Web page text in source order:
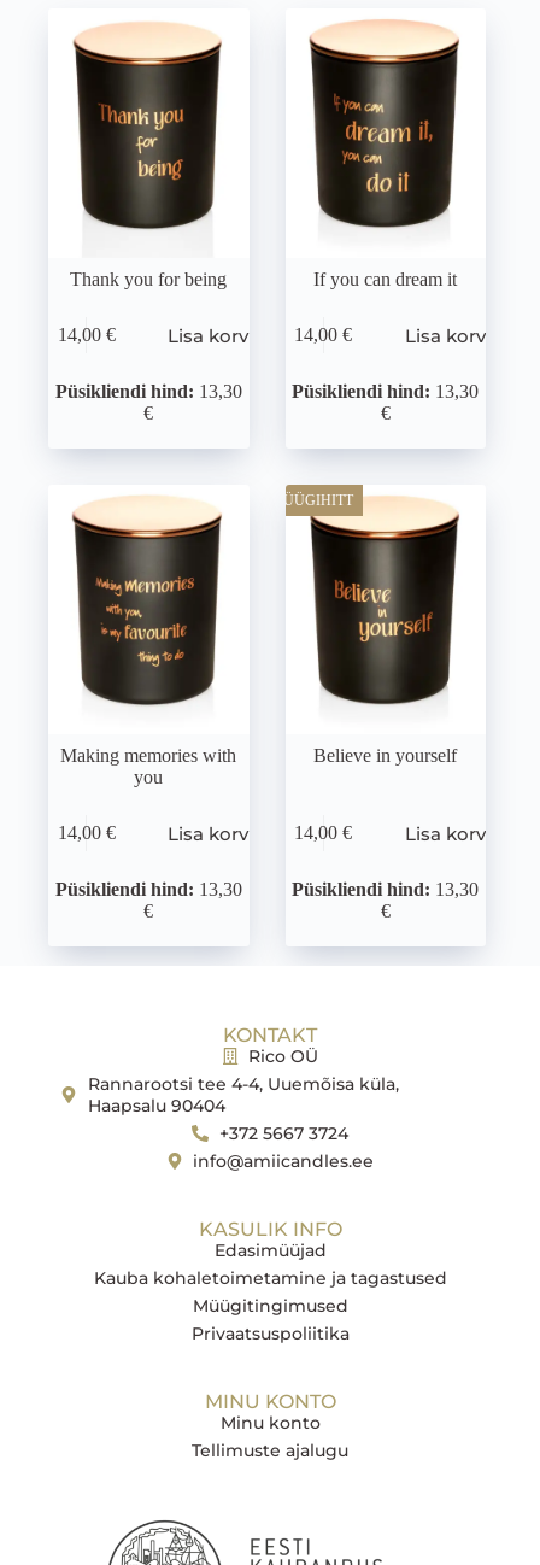
Thank you for being
14,00 € Lisa korvi
Püsikliendi hind: 13,30
€
If you can dream it
14,00€ Lisa korvi
Püsikliendi hind: 13,30
€
Making memories with
you
14,00 € Lisa korvi
Püsikliendi hind: 13,30
€
MÜÜGIHITT
Believe in yourself
14,00€ Lisa korvi
Püsikliendi hind: 13,30
€
KONTAKT
Rico OÜ
Rannarootsi tee 4-4, Uuemõisa küla,
Haapsalu 90404
+372 5667 3724
info@amiicandles.ee
KASULIK INFO
Edasimüüjad
Kauba kohaletoimetamine ja tagastused
Müügitingimused
Privaatsuspoliitika
MINU KONTO
Minu konto
Tellimuste ajalugu